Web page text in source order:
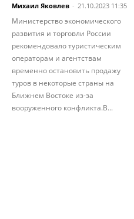
Михаил Яковлев - 21.10.2023 11:35
Министерство экономического
развития и торговли России
рекомендовало туристическим
операторам и агентствам
временно остановить продажу
туров в некоторые страны на
Ближнем Востоке из-за
вооруженного конфликта.В...